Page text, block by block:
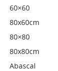
60×60
80x60cm
80×80
80x80cm
Abascal